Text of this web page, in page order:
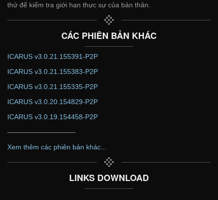
thử để kiểm tra giới hạn thực sự của bản thân.
CÁC PHIÊN BẢN KHÁC
ICARUS v3.0.21.155391-P2P
ICARUS v3.0.21.155383-P2P
ICARUS v3.0.21.155335-P2P
ICARUS v3.0.20.154829-P2P
ICARUS v3.0.19.154458-P2P
——————————
Xem thêm các phiên bản khác...
LINKS DOWNLOAD